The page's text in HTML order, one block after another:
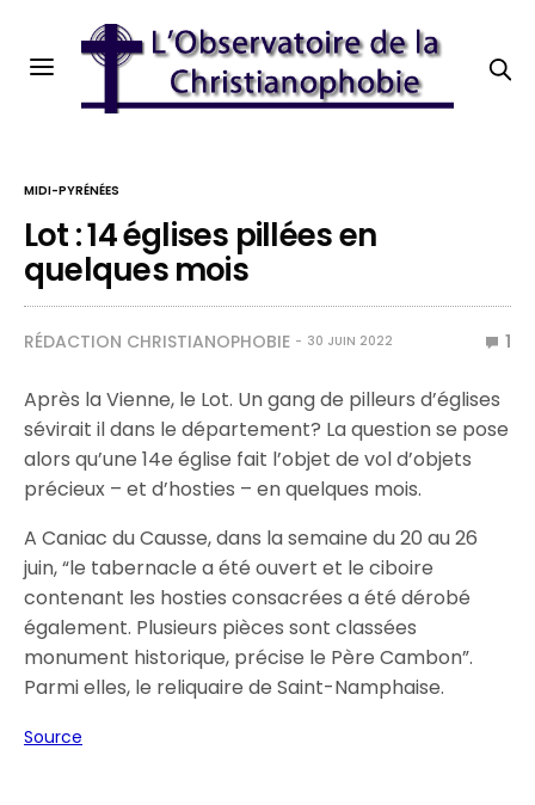
MIDI-PYRÉNÉES
Lot : 14 églises pillées en
quelques mois
RÉDACTION CHRISTIANOPHOBIE 30 JUIN 2022 1
Après la Vienne, le Lot. Un gang de pilleurs d’églises
sévirait il dans le département? La question se pose
alors qu’une 14e église fait l’objet de vol d’objets
précieux – et d’hosties – en quelques mois.
A Caniac du Causse, dans la semaine du 20 au 26
juin, “le tabernacle a été ouvert et le ciboire
contenant les hosties consacrées a été dérobé
également. Plusieurs pièces sont classées
monument historique, précise le Père Cambon”.
Parmi elles, le reliquaire de Saint-Namphaise.
Source